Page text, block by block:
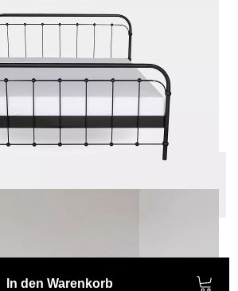
(DE)
AMITA
| vsl. 30. Aug - 6. Sep
In den Warenkorb